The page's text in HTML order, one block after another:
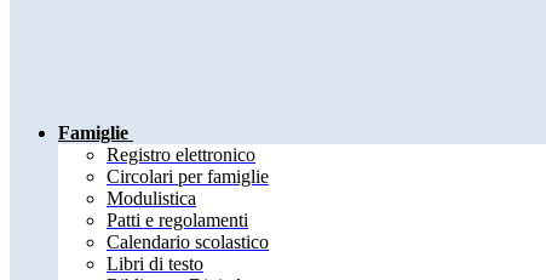
Famiglie
Registro elettronico
Circolari per famiglie
Modulistica
Patti e regolamenti
Calendario scolastico
Libri di testo